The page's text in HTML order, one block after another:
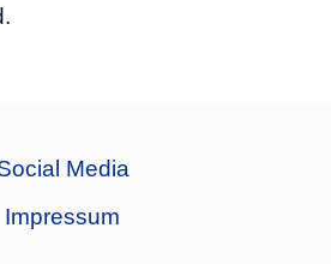
Media
Impressum